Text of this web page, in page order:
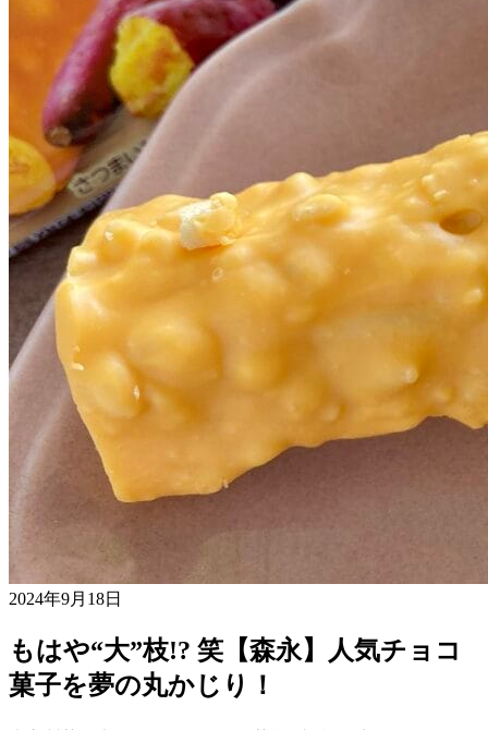
2024年9月18日
もはや“大”枝!? 笑【森永】人気チョコ
菓子を夢の丸かじり！